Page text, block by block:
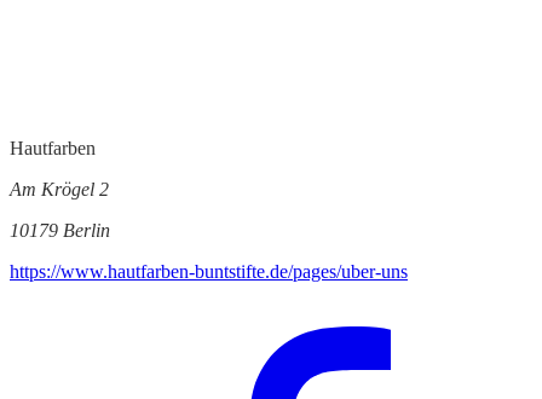
Hautfarben
Am Krögel 2
10179 Berlin
https://www.hautfarben-buntstifte.de/pages/uber-uns